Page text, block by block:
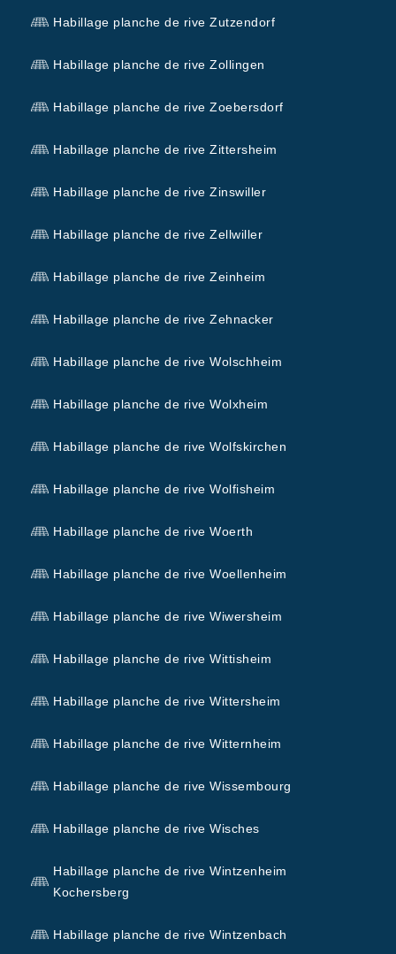
Habillage planche de rive Zutzendorf
Habillage planche de rive Zollingen
Habillage planche de rive Zoebersdorf
Habillage planche de rive Zittersheim
Habillage planche de rive Zinswiller
Habillage planche de rive Zellwiller
Habillage planche de rive Zeinheim
Habillage planche de rive Zehnacker
Habillage planche de rive Wolschheim
Habillage planche de rive Wolxheim
Habillage planche de rive Wolfskirchen
Habillage planche de rive Wolfisheim
Habillage planche de rive Woerth
Habillage planche de rive Woellenheim
Habillage planche de rive Wiwersheim
Habillage planche de rive Wittisheim
Habillage planche de rive Wittersheim
Habillage planche de rive Witternheim
Habillage planche de rive Wissembourg
Habillage planche de rive Wisches
Habillage planche de rive Wintzenheim
Kochersberg
Habillage planche de rive Wintzenbach